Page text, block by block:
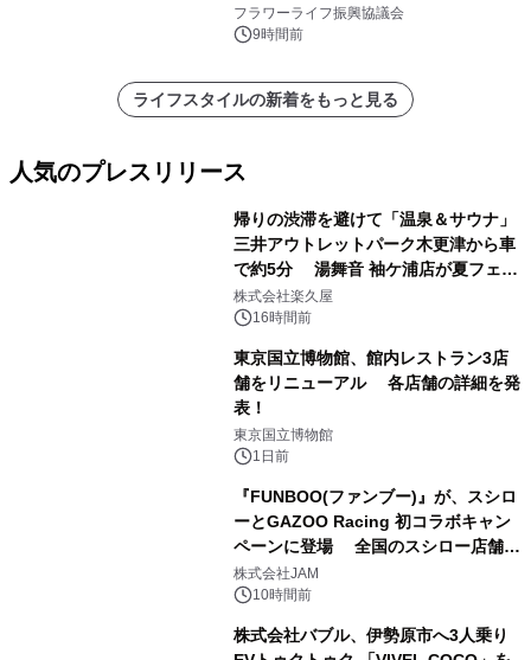
フラワーライフ振興協議会
9時間前
ライフスタイルの新着をもっと見る
人気のプレスリリース
帰りの渋滞を避けて「温泉＆サウナ」
三井アウトレットパーク木更津から車
で約5分 湯舞音 袖ケ浦店が夏フェア
メニューを提供
株式会社楽久屋
16時間前
東京国立博物館、館内レストラン3店
舗をリニューアル 各店舗の詳細を発
表！
東京国立博物館
1日前
『FUNBOO(ファンブー)』が、スシロ
ーとGAZOO Racing 初コラボキャン
ペーンに登場 全国のスシロー店舗で
GR 4車種の FUNBOO(ミニカー)付き
メニューが展開されます
株式会社JAM
10時間前
株式会社バブル、伊勢原市へ3人乗り